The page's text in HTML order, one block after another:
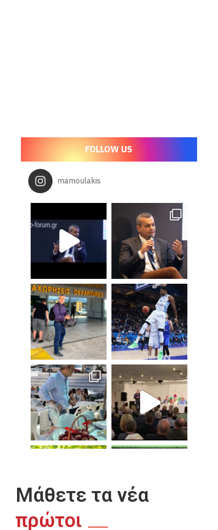
mamoulakis
FOLLOW US
Μάθετε τα νέα
πρώτοι